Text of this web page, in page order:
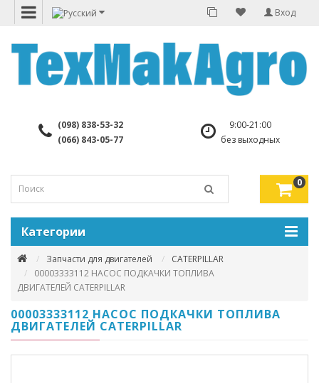
Вход
(098) 838-53-32
(066) 843-05-77
9:00-21:00
без выходных
0
Категории
Запчасти для двигателей
CATERPILLAR
00003333112 НАСОС ПОДКАЧКИ ТОПЛИВА
ДВИГАТЕЛЕЙ CATERPILLAR
00003333112 НАСОС ПОДКАЧКИ ТОПЛИВА
ДВИГАТЕЛЕЙ CATERPILLAR